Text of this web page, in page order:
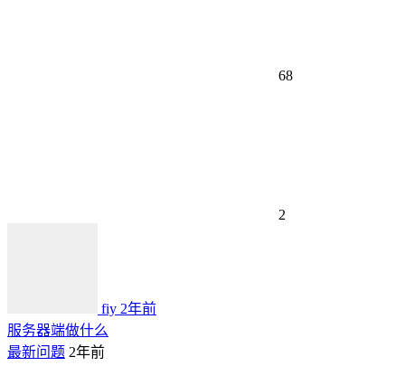
68
2
fiy 2年前
服务器端做什么
最新问题 2年前